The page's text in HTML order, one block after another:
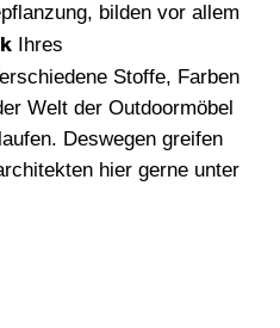
bilden vor allem
Ihres
Stoffe, Farben
Welt der Outdoormöbel
Deswegen greifen
hier gerne unter